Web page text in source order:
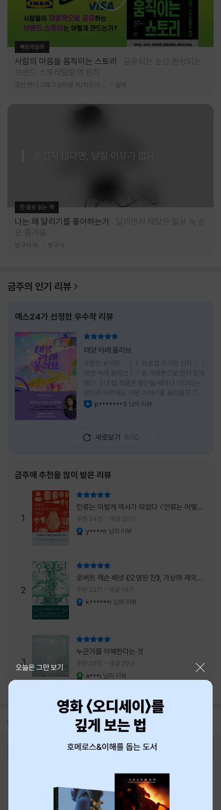
북트레일러
사람의 마음을 움직이는 스토리
공유되는 순간 완성되는
브랜드 스토리텔링의 원칙
알레
즐겁지 않다면, 달릴 이유가 없다
한 줄로 읽는 책
나는 왜 달리기를 좋아하는가
달리면서 깨달은 일상 속 숨
은 즐거움
방구석 저 방구석
금주의 인기 리뷰
예스24가 선정한 우수작 리뷰
태양 아래 올리브
#협찬 #서평 ＞＞ 김초엽 작가의 신작 ＜＜
태양 아래 올리브＞＞를 가제본으로 먼저 읽게
됐다. 김초엽 작품은 출간될 때마다 기다리는
편이라 이번에도 어떤 이야기를 들려줄지 기대
가 컸다. 스포일러 없이 읽는 것이 가장 재미있
그 선택이 정말 잘한 일이었다. 첫 장부터 평범
하지 않았다. 사라진 누군가에게 보내는 메일로
흔적을 따라 낯선 나라를 여행하게 된다는 설정
이 무더운 여름을 벗어나는 피서처럼 흥미롭기
만 하다. 처음에는 단순한 추적 이야기인 줄 알
았는데, 읽을수록 전혀 다른 방향으로 흘러간
다. '왜 이런 일이 벌어졌을까?', '이 사람이 정
말 믿어도
p*******3 님의 리뷰
새로보기 9/10
금주에 추천을 많이 받은 리뷰
1
인류는 이렇게 역사가 되었다 <인류는 어떻게
역사가 되었나>
추천 24건 댓글 25건
y****n 님의 리뷰
2
로버트 잭슨 베넷 《오염된 잔》, 가상의 제국이
주는 실감과 미스터리 사건의 치밀함이 이루어
내는 최상의 시너지...
추천 22건 댓글 18건
k******i 님의 리뷰
3
누군가를 이해한다는 것
추천 20건 댓글 20건
a***i 님의 리뷰
공지 8월 신용카드 무이자할부 안내
오늘은 그만 보기
최근 본 상품
티켓 1544-6399
중고샵 1566-4295
eBook 1:1문의/채팅상담
예스이십사(주) 사업자 정보